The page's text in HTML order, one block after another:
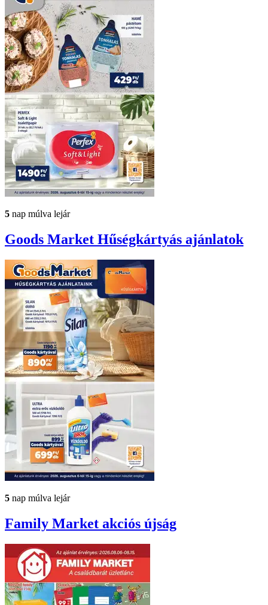
5 nap múlva lejár
Goods Market Hűségkártyás ajánlatok
5 nap múlva lejár
Family Market akciós újság